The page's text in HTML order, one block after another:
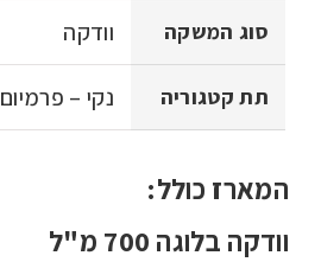
סוג המשקה וודקה
תת קטגוריה נקי – פרמיום
המארז כולל:
וודקה בלוגה 700 מ"ל